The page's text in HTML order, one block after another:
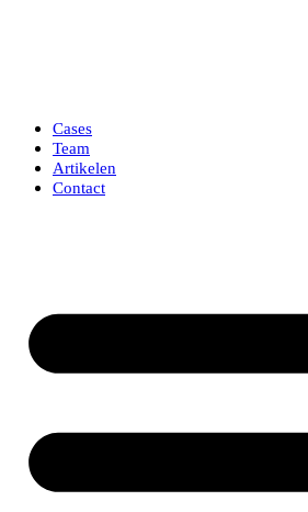
Cases
Team
Artikelen
Contact